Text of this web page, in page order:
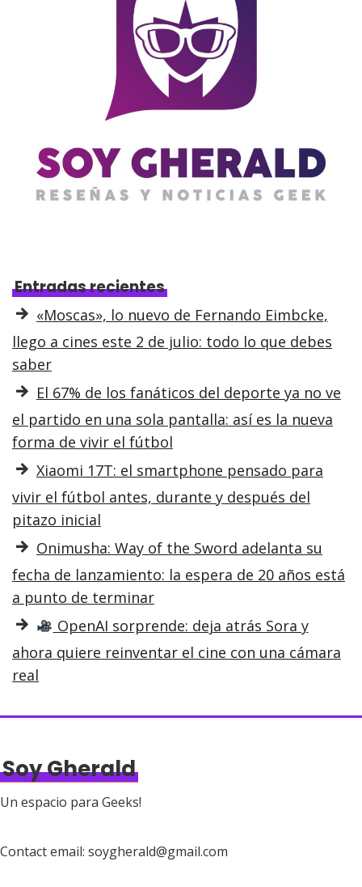
Entradas recientes
«Moscas», lo nuevo de Fernando Eimbcke,
llego a cines este 2 de julio: todo lo que debes
saber
El 67% de los fanáticos del deporte ya no ve
el partido en una sola pantalla: así es la nueva
forma de vivir el fútbol
Xiaomi 17T: el smartphone pensado para
vivir el fútbol antes, durante y después del
pitazo inicial
Onimusha: Way of the Sword adelanta su
fecha de lanzamiento: la espera de 20 años está
a punto de terminar
OpenAI sorprende: deja atrás Sora y
ahora quiere reinventar el cine con una cámara
real
Soy Gherald
Un espacio para Geeks!
Contact email: soygherald@gmail.com